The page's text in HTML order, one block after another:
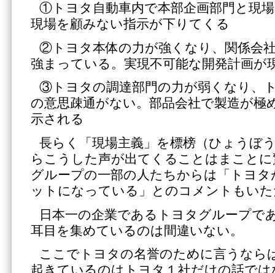
①トヨタ自動車内で本部企画部門と現
現場を顧みない指示が下りてくる
②トヨタ本体の力が強くなり、関係会
強まっている。実現不可能な開発計画が
③トヨタの調達部門の力が弱くなり、
の意思疎通がない。部品会社で製造が極
示される
長らく「現場主義」を標榜（ひょうぼ
らこうした声が出てくることはまこと
グループの一部の人たちからは「トヨ
ットになっている」とのコメントもい
日本一の企業であるトヨタグループで
耳目を集めているのは間違いない。
ここでトヨタの名誉のために言うなら